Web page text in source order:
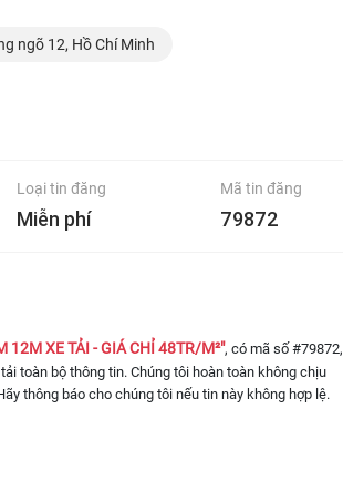
ngõ 12, Hồ Chí Minh
Loại tin đăng
Miễn phí
Mã tin đăng
79872
12M XE TẢI - GIÁ CHỈ 48TR/M²", có mã số #79872,
toàn bộ thông tin. Chúng tôi hoàn toàn không chịu
thông báo cho chúng tôi nếu tin này không hợp lệ.